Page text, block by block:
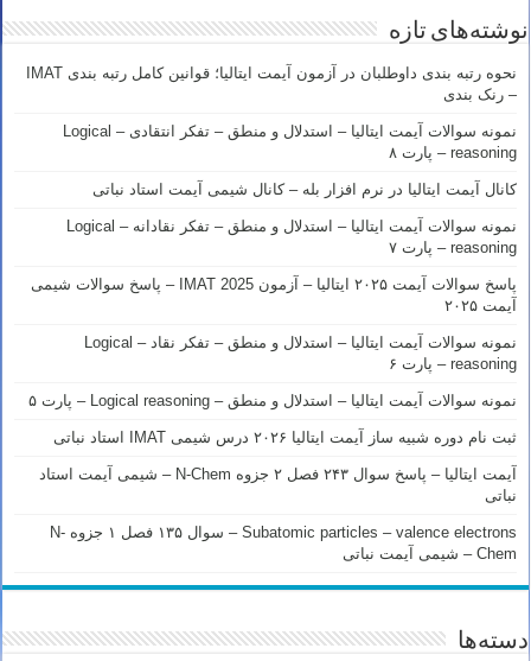
نوشته‌های تازه
نحوه رتبه بندی داوطلبان در آزمون آیمت ایتالیا؛ قوانین کامل رتبه بندی IMAT
– رنک بندی
نمونه سوالات آیمت ایتالیا – استدلال و منطق – تفکر انتقادی – Logical
reasoning – پارت ۸
کانال آیمت ایتالیا در نرم افزار بله – کانال شیمی آیمت استاد نباتی
نمونه سوالات آیمت ایتالیا – استدلال و منطق – تفکر نقادانه – Logical
reasoning – پارت ۷
پاسخ سوالات آیمت ۲۰۲۵ ایتالیا – آزمون IMAT 2025 – پاسخ سوالات شیمی
آیمت ۲۰۲۵
نمونه سوالات آیمت ایتالیا – استدلال و منطق – تفکر نقاد – Logical
reasoning – پارت ۶
نمونه سوالات آیمت ایتالیا – استدلال و منطق – Logical reasoning – پارت ۵
ثبت نام دوره شبیه ساز آیمت ایتالیا ۲۰۲۶ درس شیمی IMAT استاد نباتی
آیمت ایتالیا – پاسخ سوال ۲۴۳ فصل ۲ جزوه N-Chem – شیمی آیمت استاد
نباتی
Subatomic particles – valence electrons – سوال ۱۳۵ فصل ۱ جزوه N-
Chem – شیمی آیمت نباتی
دسته‌ها